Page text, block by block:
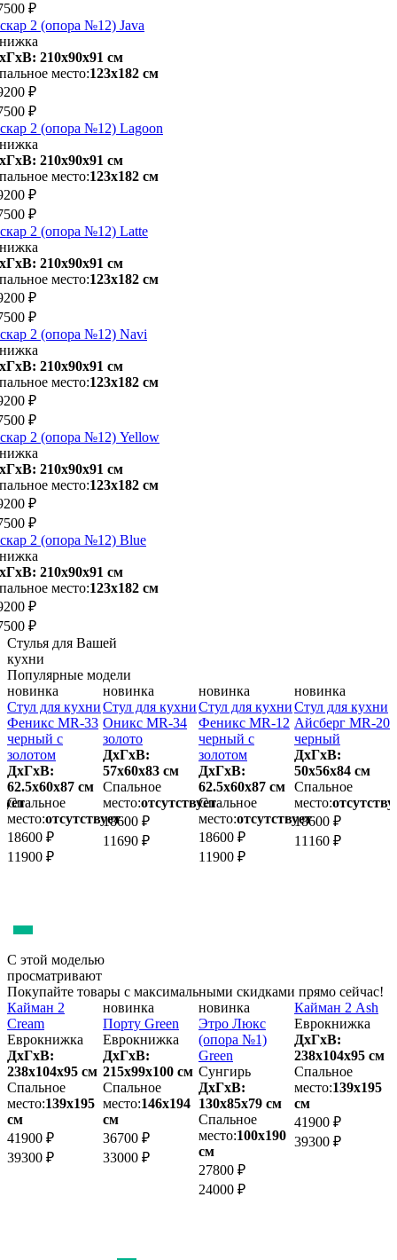
₽
2 (опора №12) Java
210х90x91 см
место:123х182 см
₽
₽
2 (опора №12) Lagoon
210х90x91 см
место:123х182 см
₽
₽
2 (опора №12) Latte
210х90x91 см
место:123х182 см
₽
₽
2 (опора №12) Navi
210х90x91 см
место:123х182 см
₽
₽
2 (опора №12) Yellow
210х90x91 см
место:123х182 см
₽
₽
2 (опора №12) Blue
210х90x91 см
место:123х182 см
₽
₽
Стулья для Вашей
кухни
Популярные модели
новинка
Стул для кухни
Феникс MR-33
черный с
золотом
ДхГхВ:
62.5х60x87 см
Спальное
место:отсутствует
18600 ₽
11900 ₽
новинка
Стул для кухни
Оникс MR-34
золото
ДхГхВ:
57х60x83 см
Спальное
место:отсутствует
18600 ₽
11690 ₽
новинка
Стул для кухни
Феникс MR-12
черный с
золотом
ДхГхВ:
62.5х60x87 см
Спальное
место:отсутствует
18600 ₽
11900 ₽
новинка
Стул для кухни
Айсберг MR-20
черный
ДхГхВ:
50х56x84 см
Спальное
место:
18600 ₽
11160 ₽
С этой моделью
просматривают
Покупайте товары с максимальными скидками прямо сейчас!
Кайман 2
Cream
Еврокнижка
ДхГхВ:
238х104x95 см
Спальное
место:139х195
см
41900 ₽
39300 ₽
новинка
Порту Green
Еврокнижка
ДхГхВ:
215х99x100 см
Спальное
место:146х194
см
36700 ₽
33000 ₽
новинка
Этро Люкс
(опора №1)
Green
Сунгирь
ДхГхВ:
130х85x79 см
Спальное
место:100х190
см
27800 ₽
24000 ₽
Кайман 2 Ash
Еврокнижка
ДхГхВ:
238х104x95 см
Спальное
место:139х195
см
41900 ₽
39300 ₽